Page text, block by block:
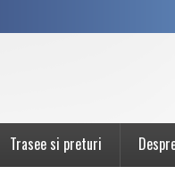
Trasee si preturi